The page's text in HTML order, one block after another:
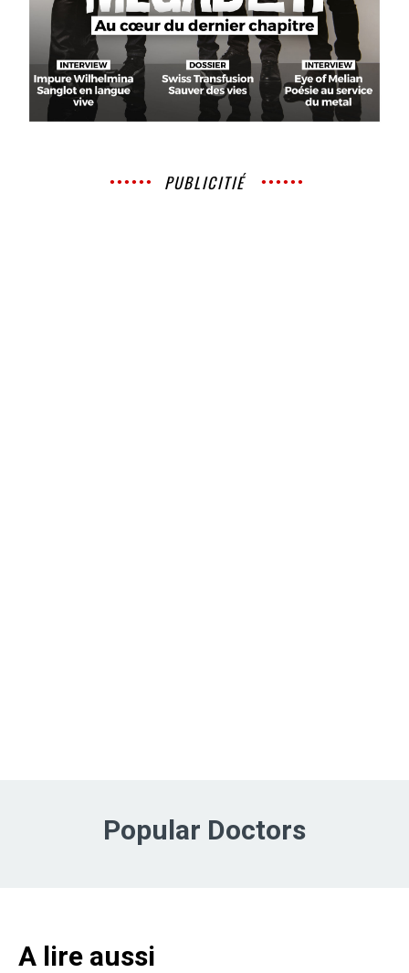
PUBLICITIÉ
Popular Doctors
A lire aussi